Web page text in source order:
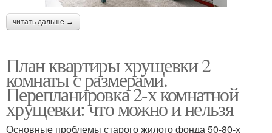
читать дальше →
План квартиры хрущевки 2
комнаты с размерами.
Перепланировка 2-х комнатной
хрущевки: что можно и нельзя
Основные проблемы старого жилого фонда 50-80-х